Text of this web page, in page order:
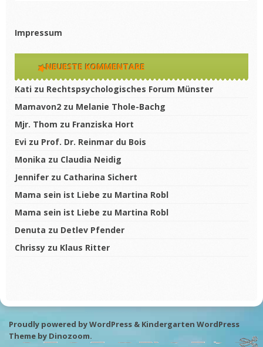
Impressum
NEUESTE KOMMENTARE
Kati zu Rechtspsychologisches Forum Münster
Mamavon2 zu Melanie Thole-Bachg
Mjr. Thom zu Franziska Hort
Evi zu Prof. Dr. Reinmar du Bois
Monika zu Claudia Neidig
Jennifer zu Catharina Sichert
Mama sein ist Liebe zu Martina Robl
Mama sein ist Liebe zu Martina Robl
Denuta zu Detlev Pfender
Chrissy zu Klaus Ritter
Proudly powered by WordPress & Kindergarten WordPress
Theme by Dinozoom.